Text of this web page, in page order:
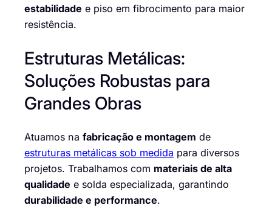
estabilidade e piso em fibrocimento para maior
resistência.
Estruturas Metálicas:
Soluções Robustas para
Grandes Obras
Atuamos na fabricação e montagem de
estruturas metálicas sob medida para diversos
projetos. Trabalhamos com materiais de alta
qualidade e solda especializada, garantindo
durabilidade e performance.